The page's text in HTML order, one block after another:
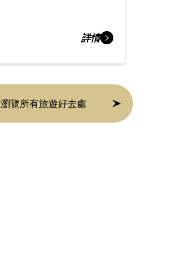
詳情
瀏覽所有旅遊好去處